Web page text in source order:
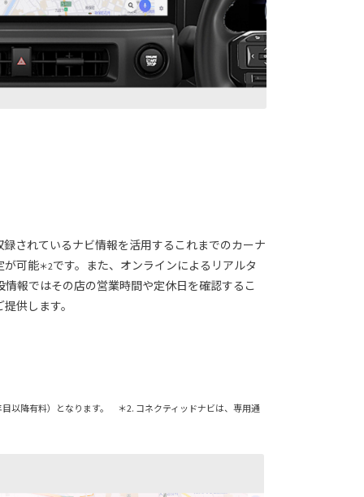
されているナビ情報を活用するこれまでのカーナ
が可能＊2です。また、オンラインによるリアルタ
報ではその店の営業時間や定休日を確認するこ
供します。
以降有料）となります。 ＊2. コネクティッドナビは、専用通